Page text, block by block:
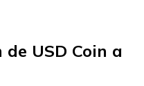
USD Coin a